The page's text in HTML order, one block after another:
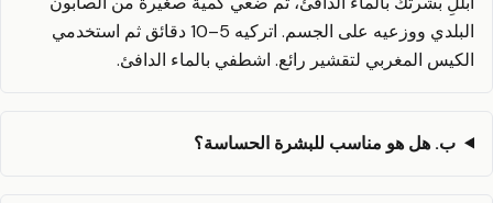
البلدي ووزعيه على الجسم. اتركيه 5–10 دقائق ثم استخدمي
الكيس المغربي لتقشير رائع. اشطفي بالماء الدافئ.
ب. هل هو مناسب للبشرة الحساسة؟